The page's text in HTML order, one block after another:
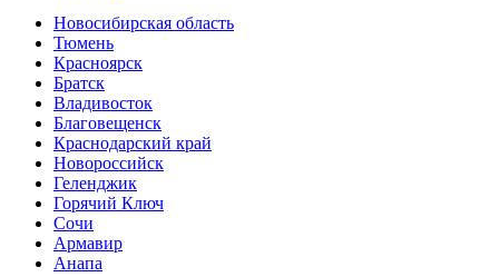
Новосибирская область
Тюмень
Красноярск
Братск
Владивосток
Благовещенск
Краснодарский край
Новороссийск
Геленджик
Горячий Ключ
Сочи
Армавир
Анапа